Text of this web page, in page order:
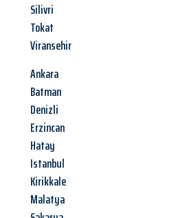
Silivri
Tokat
Viransehir
Ankara
Batman
Denizli
Erzincan
Hatay
Istanbul
Kirikkale
Malatya